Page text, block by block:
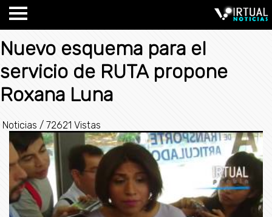
Nuevo esquema para el
servicio de RUTA propone
Roxana Luna
Noticias / 72621 Vistas